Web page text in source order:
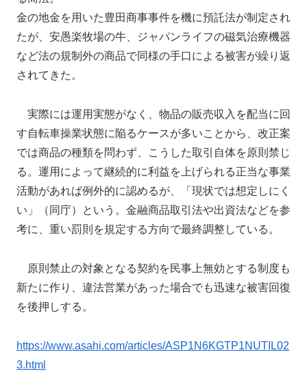
金の地金を用いた豊田商事事件を機に預託法が制定され
たが、安愚楽牧場の牛、ジャパンライフの磁気治療機器
など法の規制外の商品で同様の手口による被害が繰り返
されてきた。
実際には運用実態がなく、物品の販売収入を配当に回
す自転車操業状態に陥るケースが多いことから、改正案
では商品の種類を問わず、こうした取引自体を原則禁じ
る。運用によって継続的に利益を上げられる正当な事業
活動があれば例外的に認めるが、「現状では想定しにく
い」（同庁）という。金融商品取引法や出資法などを参
考に、重い罰則を規定する方向で最終調整している。
原則禁止の対象となる契約を民事上無効とする制度も
新たに作り、違法営業があった場合でも迅速な被害回復
を後押しする。
https://www.asahi.com/articles/ASP1N6KGTP1NUTIL02
3.html